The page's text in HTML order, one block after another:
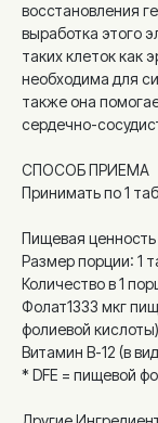
восстановления
выработка этого
таких клеток как
необходима для
также она
сердечно-
СПОСОБ ПРИЕМА
Принимать по 1
Пищевая ценность
Размер порции: 1
Количество в 1
Фолат1333 мкг
фолиевой кислоты)
Витамин B-12 (в
* DFE = пищевой